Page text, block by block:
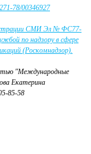
78/00346927
СМИ Эл № ФС77-
по надзору в сфере
(Роскомнадзор).
"Международные
Екатерина
85-58